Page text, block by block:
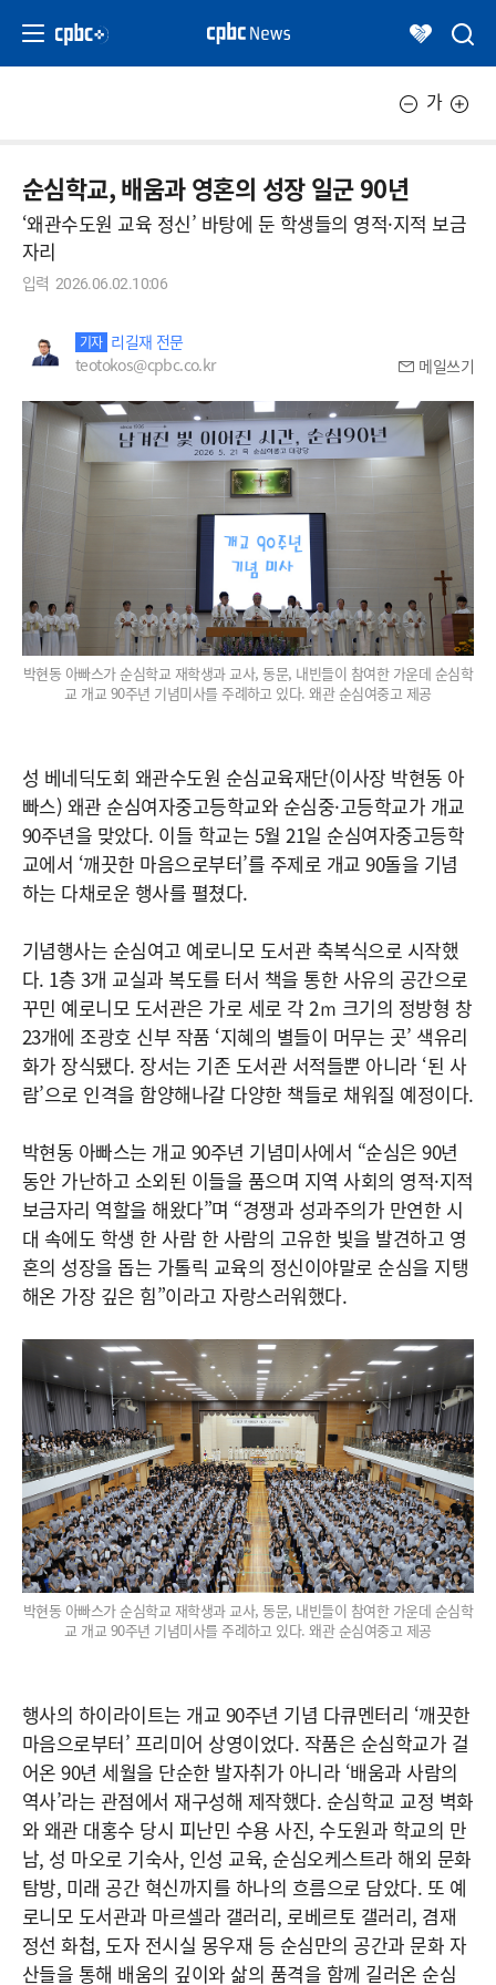
가
순심학교, 배움과 영혼의 성장 일군 90년
‘왜관수도원 교육 정신’ 바탕에 둔 학생들의 영적·지적 보금
자리
입력 2026.06.02.10:06
기자 리길재 전문
teotokos@cpbc.co.kr
메일쓰기
박현동 아빠스가 순심학교 재학생과 교사, 동문, 내빈들이 참여한 가운데 순심학
교 개교 90주년 기념미사를 주례하고 있다. 왜관 순심여중고 제공
성 베네딕도회 왜관수도원 순심교육재단(이사장 박현동 아
빠스) 왜관 순심여자중고등학교와 순심중·고등학교가 개교
90주년을 맞았다. 이들 학교는 5월 21일 순심여자중고등학
교에서 ‘깨끗한 마음으로부터’를 주제로 개교 90돌을 기념
하는 다채로운 행사를 펼쳤다.
기념행사는 순심여고 예로니모 도서관 축복식으로 시작했
다. 1층 3개 교실과 복도를 터서 책을 통한 사유의 공간으로
꾸민 예로니모 도서관은 가로 세로 각 2ｍ 크기의 정방형 창
23개에 조광호 신부 작품 ‘지혜의 별들이 머무는 곳’ 색유리
화가 장식됐다. 장서는 기존 도서관 서적들뿐 아니라 ‘된 사
람’으로 인격을 함양해나갈 다양한 책들로 채워질 예정이다.
박현동 아빠스는 개교 90주년 기념미사에서 “순심은 90년
동안 가난하고 소외된 이들을 품으며 지역 사회의 영적·지적
보금자리 역할을 해왔다”며 “경쟁과 성과주의가 만연한 시
대 속에도 학생 한 사람 한 사람의 고유한 빛을 발견하고 영
혼의 성장을 돕는 가톨릭 교육의 정신이야말로 순심을 지탱
해온 가장 깊은 힘”이라고 자랑스러워했다.
박현동 아빠스가 순심학교 재학생과 교사, 동문, 내빈들이 참여한 가운데 순심학
교 개교 90주년 기념미사를 주례하고 있다. 왜관 순심여중고 제공
행사의 하이라이트는 개교 90주년 기념 다큐멘터리 ‘깨끗한
마음으로부터’ 프리미어 상영이었다. 작품은 순심학교가 걸
어온 90년 세월을 단순한 발자취가 아니라 ‘배움과 사람의
역사’라는 관점에서 재구성해 제작했다. 순심학교 교정 벽화
와 왜관 대홍수 당시 피난민 수용 사진, 수도원과 학교의 만
남, 성 마오로 기숙사, 인성 교육, 순심오케스트라 해외 문화
탐방, 미래 공간 혁신까지를 하나의 흐름으로 담았다. 또 예
로니모 도서관과 마르셀라 갤러리, 로베르토 갤러리, 겸재
정선 화첩, 도자 전시실 몽우재 등 순심만의 공간과 문화 자
산들을 통해 배움의 깊이와 삶의 품격을 함께 길러온 순심